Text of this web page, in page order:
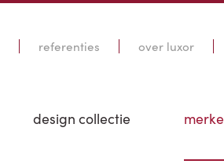
referenties over luxor
design collectie